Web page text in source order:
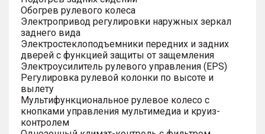
Обогрев рулевого колеса
Электропривод регулировки наружных зеркал
заднего вида
Электростеклоподъемники передних и задних
дверей с функцией защиты от защемления
Электроусилитель рулевого управления (EPS)
Регулировка рулевой колонки по высоте и
вылету
Мультифункциональное рулевое колесо с
кнопками управления мультимедиа и круиз-
контролем